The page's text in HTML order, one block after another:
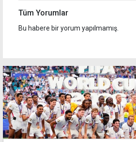
Tüm Yorumlar
Bu habere bir yorum yapılmamış.